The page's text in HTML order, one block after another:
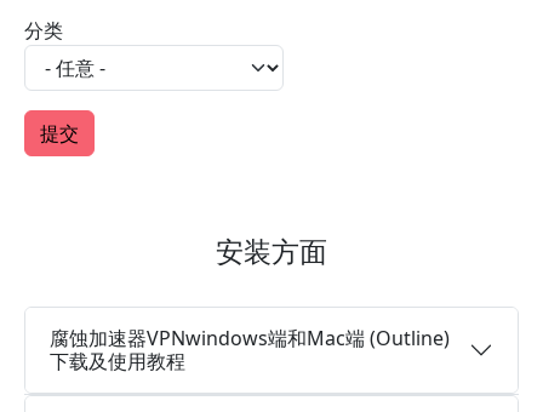
分类
安装方面
腐蚀加速器VPNwindows端和Mac端 (Outline)
下载及使用教程